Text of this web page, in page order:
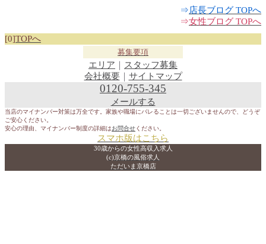
⇒店長ブログ TOPへ
⇒女性ブログ TOPへ
[0]TOPへ
募集要項
エリア
スタッフ募集
会社概要｜ サイトマップ
0120-755-345
メールする
当店のマイナンバー対策は万全です。家族や職場にバレることは一切ございませんので、どうぞ
ご安心ください。
安心の理由、マイナンバー制度の詳細はお問合せください。
スマホ版はこちら
30歳からの女性高収入求人
(c)京橋の風俗求人
ただいま京橋店